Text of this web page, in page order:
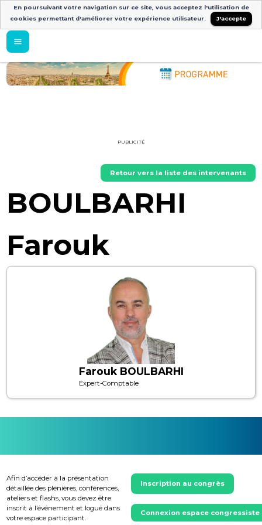
PUBLICITÉ
Retour vers la liste des intervenants
BOULBARHI
Farouk
Farouk BOULBARHI
Expert-Comptable
Afin d’accéder à la présentation
détaillée des plénières, conférences,
ateliers et flashs, vous devez être
inscrit à l’événement et logué dans
votre espace participant.
Inscription au congrès
Connexion espace congressiste
En poursuivant votre navigation sur ce site, vous acceptez l'utilisation de
cookies permettant d'améliorer votre expérience utilisateur.
J'accepte